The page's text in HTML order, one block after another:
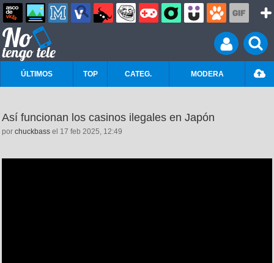
ÚLTIMOS TOP CATEG. MODERA
Así funcionan los casinos ilegales en Japón
por chuckbass el 17 feb 2025, 12:49